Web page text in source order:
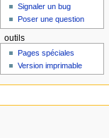
Signaler un bug
Poser une question
outils
Pages spéciales
Version imprimable